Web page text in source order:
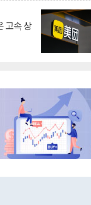
고속 상